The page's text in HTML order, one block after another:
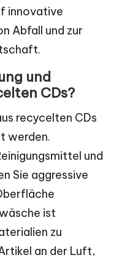
innovative
Abfall und zur
und
CDs?
recycelten CDs
werden.
und
Sie aggressive
ist
zu
an der Luft,